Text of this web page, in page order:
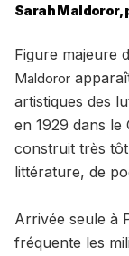
Sarah Maldoror,
Figure majeure
Maldoror
artistiques des
en 1929 dans le
construit très
littérature, de
Arrivée seule à
fréquente les